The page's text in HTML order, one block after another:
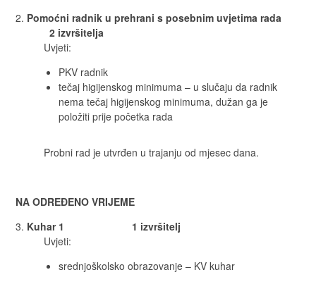
Pomoćni radnik u prehrani s posebnim uvjetima rada
2 izvršitelja
Uvjeti:
PKV radnik
tečaj higijenskog minimuma – u slučaju da radnik
nema tečaj higijenskog minimuma, dužan ga je
položiti prije početka rada
Probni rad je utvrđen u trajanju od mjesec dana.
NA ODREĐENO VRIJEME
Kuhar 1 1 izvršitelj
Uvjeti:
srednjoškolsko obrazovanje – KV kuhar